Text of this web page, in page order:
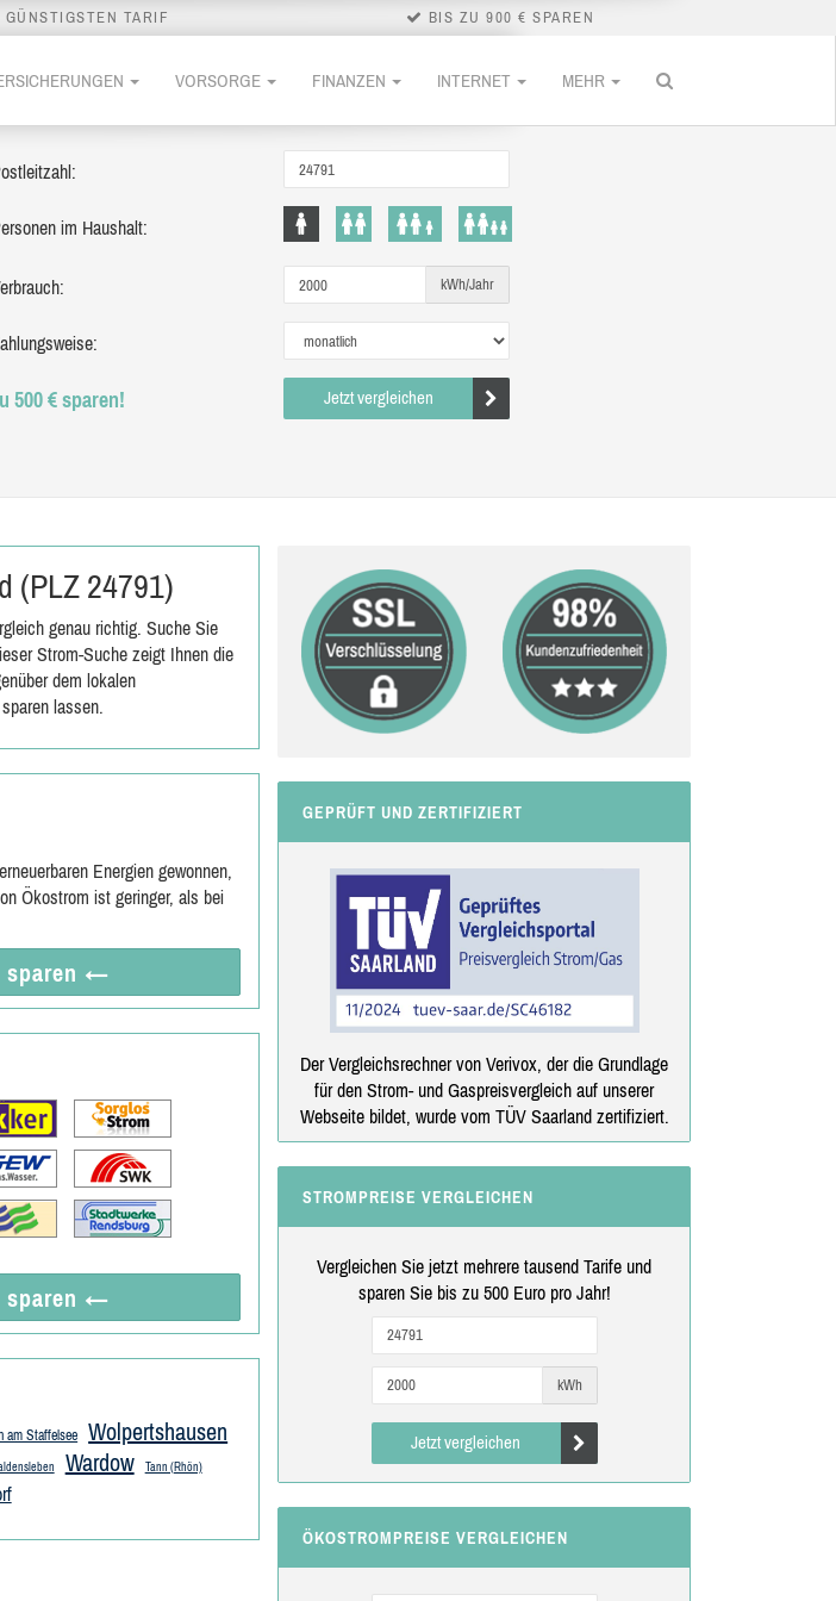
TARIF BIS ZU 900 € SPAREN
VORSORGE FINANZEN INTERNET MEHR
im Haushalt:
kWh/Jahr
500 € sparen! Jetzt vergleichen
(PLZ 24791)
genau richtig. Suche Sie
Strom-Suche zeigt Ihnen die
dem lokalen
lassen.
Energien gewonnen,
Ökostrom ist geringer, als bei
sparen ←
sparen ←
am Staffelsee Wolpertshausen
Wardow Tann (Rhön)
GEPRÜFT UND ZERTIFIZIERT
Der Vergleichsrechner von Verivox, der die Grundlage
für den Strom- und Gaspreisvergleich auf unserer
Webseite bildet, wurde vom TÜV Saarland zertifiziert.
STROMPREISE VERGLEICHEN
Vergleichen Sie jetzt mehrere tausend Tarife und
sparen Sie bis zu 500 Euro pro Jahr!
kWh
Jetzt vergleichen
ÖKOSTROMPREISE VERGLEICHEN